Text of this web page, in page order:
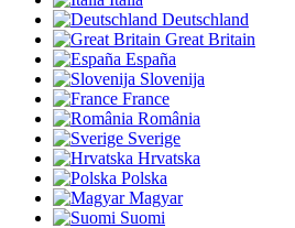
Deutschland
Great Britain
España
Slovenija
France
România
Sverige
Hrvatska
Polska
Magyar
Suomi